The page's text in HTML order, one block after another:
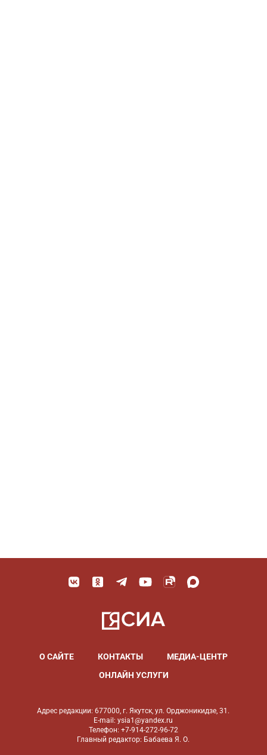
О САЙТЕ КОНТАКТЫ
МЕДИА-ЦЕНТР
ОНЛАЙН УСЛУГИ
Адрес редакции: 677000, г. Якутск, ул. Орджоникидзе, 31.
E-mail: ysia1@yandex.ru
Телефон: +7-914-272-96-72
Главный редактор: Бабаева Я. О.